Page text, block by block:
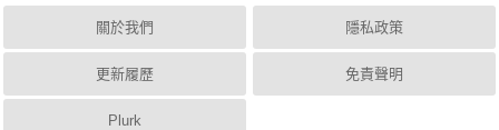
關於我們
更新履歷
Plurk
隱私政策
免責聲明